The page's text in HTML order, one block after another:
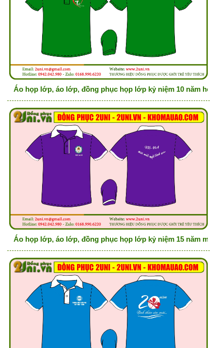
Áo họp lớp, áo lớp, đồng phục họp lớp kỷ niệm 10 năm họp
Áo họp lớp, áo lớp, đồng phục họp lớp kỷ niệm 15 năm mãi